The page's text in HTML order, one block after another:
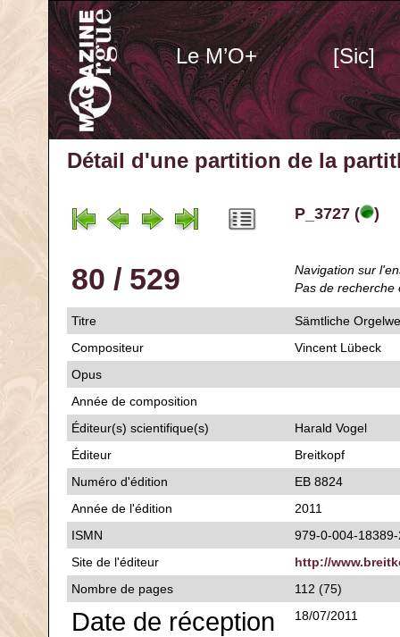
Le M’O+ [Sic]
Détail d'une partition de la
P_3727 ( )
80 / 529
Navigation sur
Pas de recherche
Titre
Sämtliche
Compositeur
Vincent Lübeck
Opus
Année de composition
Éditeur(s) scientifique(s)
Harald Vogel
Éditeur
Breitkopf
Numéro d'édition
EB 8824
Année de l'édition
2011
ISMN
979-0-004-
Site de l'éditeur
http://
Nombre de pages
112 (75)
Date de réception
18/07/2011